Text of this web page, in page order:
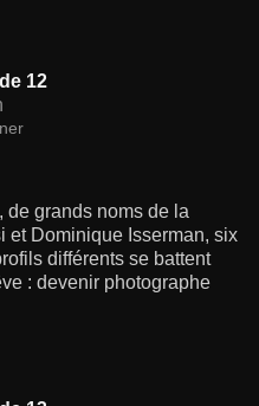
12
de grands noms de la
et Dominique Isserman, six
différents se battent
: devenir photographe